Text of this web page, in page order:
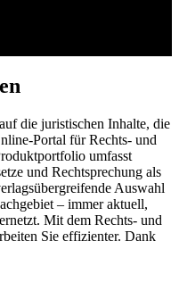
die juristischen Inhalte, die
Portal für Rechts- und
umfasst
und Rechtsprechung als
Auswahl
– immer aktuell,
Mit dem Rechts- und
Sie effizienter. Dank